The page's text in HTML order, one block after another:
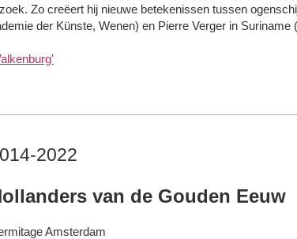
Zo creëert hij nieuwe betekenissen tussen
der Künste, Wenen) en Pierre Verger in Suriname
2022
van de Gouden Eeuw
Amsterdam